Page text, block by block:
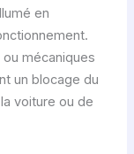
en
mécaniques
un blocage du
voiture ou de